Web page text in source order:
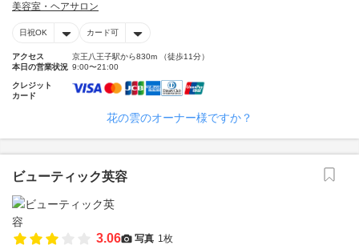
美容室・ヘアサロン
日祝OK カード可
アクセス
京王八王子駅から830m （徒歩11分）
本日の営業状況 9:00〜21:00
クレジット
カード
花の雲のオーナー様ですか？
ビューティック英容
3.06 写真 1枚